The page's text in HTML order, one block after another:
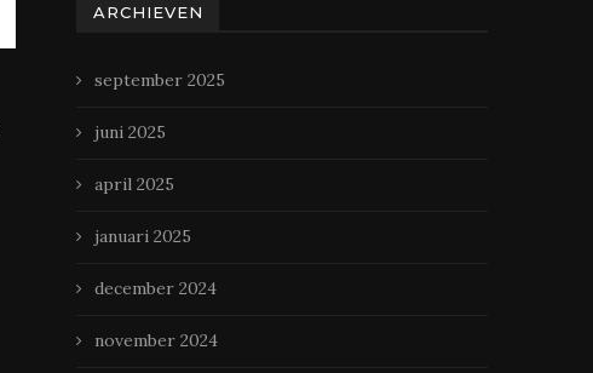
ARCHIEVEN
september 2025
juni 2025
april 2025
januari 2025
december 2024
november 2024